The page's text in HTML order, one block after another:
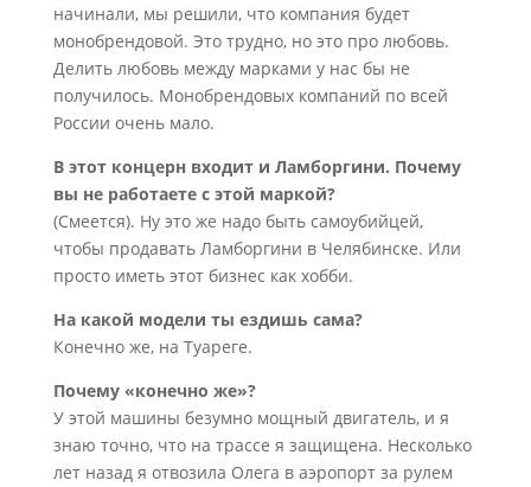
начинали, мы решили, что компания будет
монобрендовой. Это трудно, но это про любовь.
Делить любовь между марками у нас бы не
получилось. Монобрендовых компаний по всей
России очень мало.
В этот концерн входит и Ламборгини. Почему
вы не работаете с этой маркой?
(Смеется). Ну это же надо быть самоубийцей,
чтобы продавать Ламборгини в Челябинске. Или
просто иметь этот бизнес как хобби.
На какой модели ты ездишь сама?
Конечно же, на Туареге.
Почему «конечно же»?
У этой машины безумно мощный двигатель, и я
знаю точно, что на трассе я защищена. Несколько
лет назад я отвозила Олега в аэропорт за рулем